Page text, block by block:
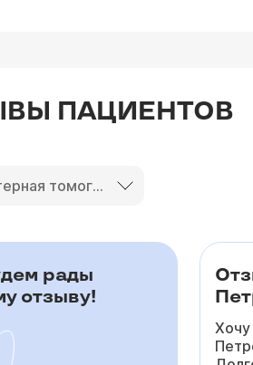
ПАЦИЕНТОВ
Компьютерная томография
рады
отзыву!
Хочу